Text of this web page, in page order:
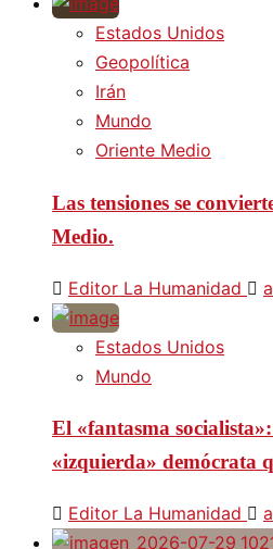
Estados Unidos
Geopolítica
Irán
Mundo
Oriente Medio
Las tensiones se
Medio.
Editor La Humanidad
Estados Unidos
Mundo
El «fantasma
«izquierda» demócrata
Editor La Humanidad